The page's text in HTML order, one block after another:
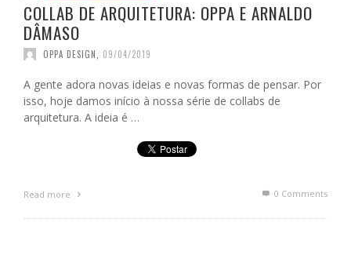
COLLAB DE ARQUITETURA: OPPA E ARNALDO
DÂMASO
OPPA DESIGN 09/04/2019
A gente adora novas ideias e novas formas de pensar. Por
isso, hoje damos início à nossa série de collabs de
arquitetura. A ideia é …
Read more 0 Comments